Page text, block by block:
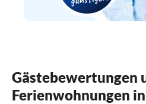
Gästebewertungen
Ferienwohnungen